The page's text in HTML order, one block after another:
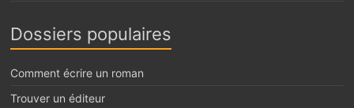
Dossiers populaires
Comment écrire un roman
Trouver un éditeur